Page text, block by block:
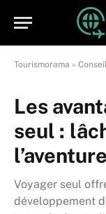
Tourismorama »
Les
seul :
Voyager seul
développement